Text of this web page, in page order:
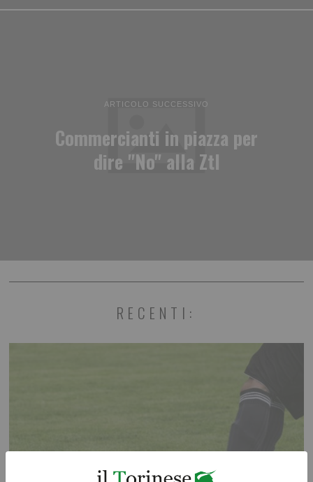
ARTICOLO SUCCESSIVO
Commercianti in piazza per
dire "No" alla Ztl
RECENTI: